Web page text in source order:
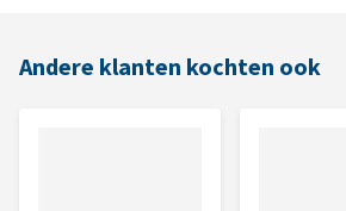
Andere klanten kochten ook